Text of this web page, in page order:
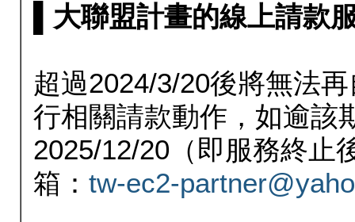
▌大聯盟計畫的線上請款
超過2024/3/20後將無法
行相關請款動作，如逾該
2025/12/20（即服務終止
箱： tw-ec2-